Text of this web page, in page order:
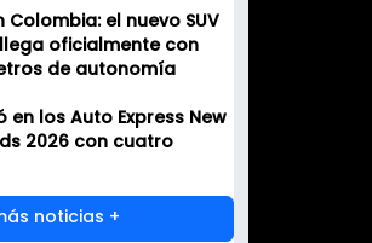
Colombia: el nuevo SUV
oficialmente con
de autonomía
en los Auto Express New
2026 con cuatro
noticias +